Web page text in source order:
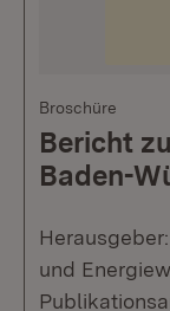
Broschüre
Bericht
Baden-
und